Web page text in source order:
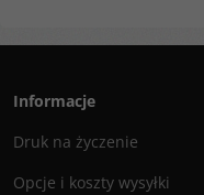
Informacje
Druk na życzenie
Opcje i koszty wysyłki